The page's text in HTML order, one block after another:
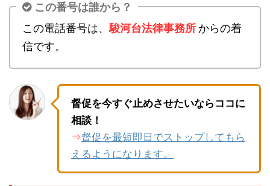
この番号は誰から？
この電話番号は、駿河台法律事務所からの着
信です。
督促を今すぐ止めさせたいならココに
相談！
⇒督促を最短即日でストップしてもら
えるようになります。